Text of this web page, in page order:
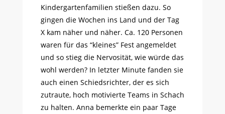
Kindergartenfamilien stießen dazu. So
gingen die Wochen ins Land und der Tag
X kam näher und näher. Ca. 120 Personen
waren für das “kleines” Fest angemeldet
und so stieg die Nervosität, wie würde das
wohl werden? In letzter Minute fanden sie
auch einen Schiedsrichter, der es sich
zutraute, hoch motivierte Teams in Schach
zu halten. Anna bemerkte ein paar Tage